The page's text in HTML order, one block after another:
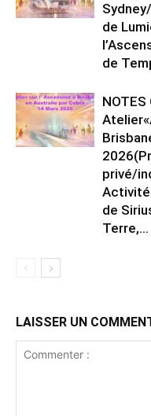
de
de
NOTES
privé/
de
Terre,...
LAISSER UN